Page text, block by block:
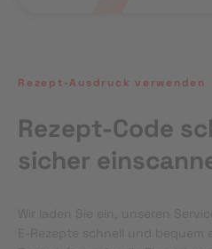
Rezept-Ausdruck verwenden
Rezept-Code
sicher